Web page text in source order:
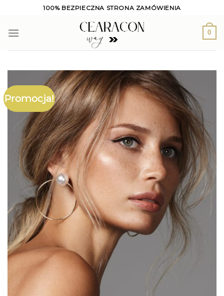
content
100% BEZPIECZNA STRONA ZAMÓWIENIA
0
Promocja!